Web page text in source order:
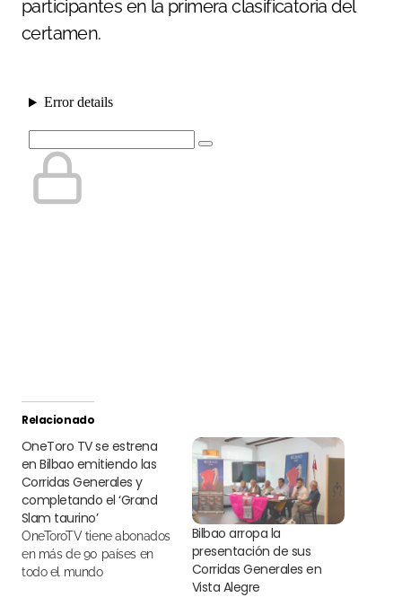
participantes en la primera clasificatoria del
certamen.
Relacionado
OneToro TV se estrena
en Bilbao emitiendo las
Corridas Generales y
completando el ‘Grand
Slam taurino’
OneToroTV tiene abonados
en más de 90 países en
todo el mundo
Bilbao arropa la
presentación de sus
Corridas Generales en
Vista Alegre